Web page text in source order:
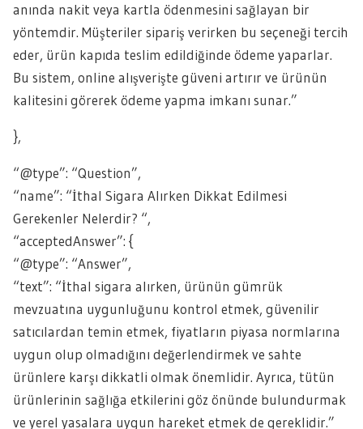
anında nakit veya kartla ödenmesini sağlayan bir
yöntemdir. Müşteriler sipariş verirken bu seçeneği tercih
eder, ürün kapıda teslim edildiğinde ödeme yaparlar.
Bu sistem, online alışverişte güveni artırır ve ürünün
kalitesini görerek ödeme yapma imkanı sunar.”
},
“@type”: “Question”,
“name”: “İthal Sigara Alırken Dikkat Edilmesi
Gerekenler Nelerdir? “,
“acceptedAnswer”: {
“@type”: “Answer”,
“text”: “İthal sigara alırken, ürünün gümrük
mevzuatına uygunluğunu kontrol etmek, güvenilir
satıcılardan temin etmek, fiyatların piyasa normlarına
uygun olup olmadığını değerlendirmek ve sahte
ürünlere karşı dikkatli olmak önemlidir. Ayrıca, tütün
ürünlerinin sağlığa etkilerini göz önünde bulundurmak
ve yerel yasalara uygun hareket etmek de gereklidir.”